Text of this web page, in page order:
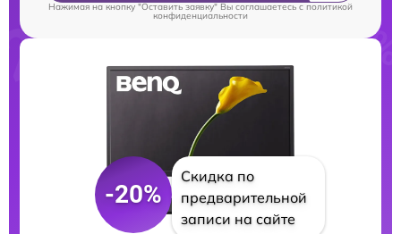
Нажимая на кнопку "Оставить заявку" Вы соглашаетесь cполитикой
конфиденциальности
-20%
Скидка по
предварительной
записи на сайте